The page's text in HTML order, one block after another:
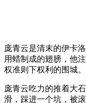
庞青云是清末的伊卡
用蜡制成的翅膀，他
权准则下权利的围城。
庞青云吃力的推着大
滑，踩进一个坑，被